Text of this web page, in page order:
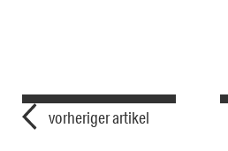
vorheriger artikel